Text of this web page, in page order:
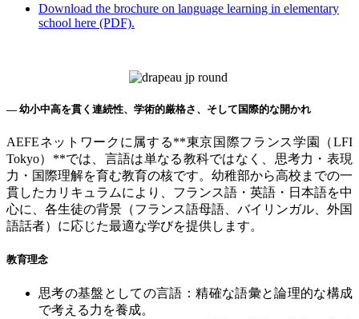
Download the brochure on language learning in elementary
school here (PDF).
— 幼小中高を貫く連続性、学術的厳格さ、そして国際的な開かれ
AEFEネットワークに属する**東京国際フランス学園（LFI
Tokyo） **では、言語は単なる教科ではなく、思考力・表現
力・国際理解を育む教育の核です。幼稚部から高校までの一
貫したカリキュラムにより、フランス語・英語・日本語を中
心に、各生徒の背景（フランス語母語、バイリンガル、外国
語話者）に応じた最適な学びを提供します。
教育理念
思考の基盤としての言語：精確な語彙と論理的な構成
で考える力を養成。